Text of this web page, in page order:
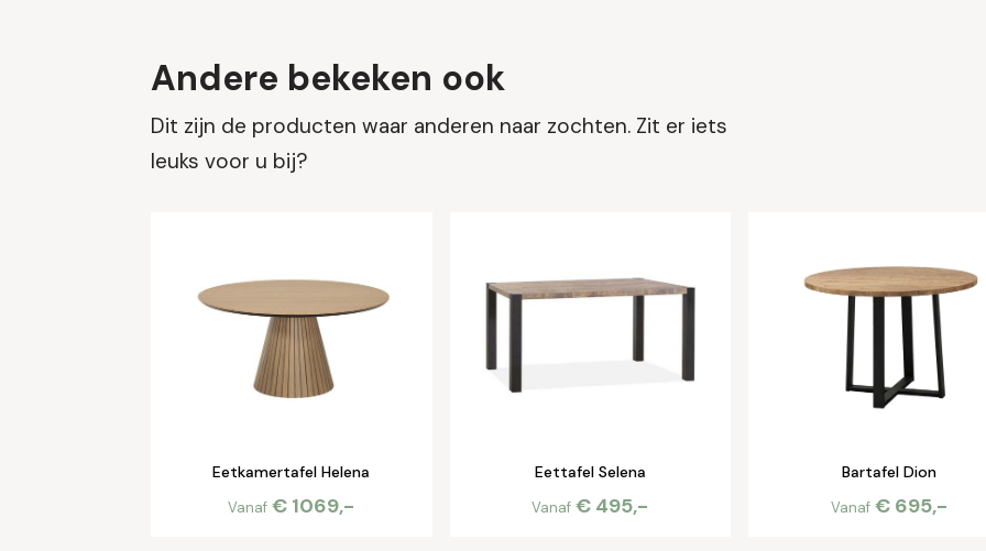
Andere bekeken ook
Dit zijn de producten waar anderen naar zochten. Zit er iets
leuks voor u bij?
Eetkamertafel Helena
Vanaf € 1069,-
Eettafel Selena
Vanaf € 495,-
Bartafel Dion
Vanaf € 695,-